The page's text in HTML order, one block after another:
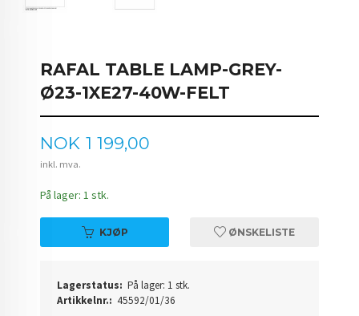
RAFAL TABLE LAMP-GREY-
Ø23-1XE27-40W-FELT
Pris
NOK 1 199,00
inkl. mva.
På lager: 1 stk.
KJØP ØNSKELISTE
Lagerstatus: På lager: 1 stk.
Artikkelnr.: 45592/01/36